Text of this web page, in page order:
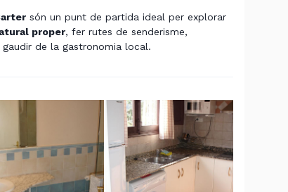
són un punt de partida ideal per explorar
proper, fer rutes de senderisme,
de la gastronomia local.